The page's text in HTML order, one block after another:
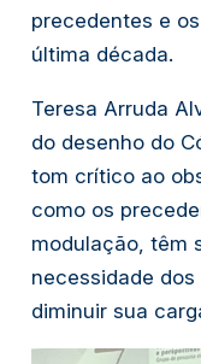
precedentes e
última década.
Teresa Arruda
do desenho do
tom crítico ao
como os
modulação, têm
necessidade
diminuir sua